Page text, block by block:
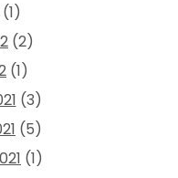
(1)
(2)
(1)
(3)
(5)
(1)